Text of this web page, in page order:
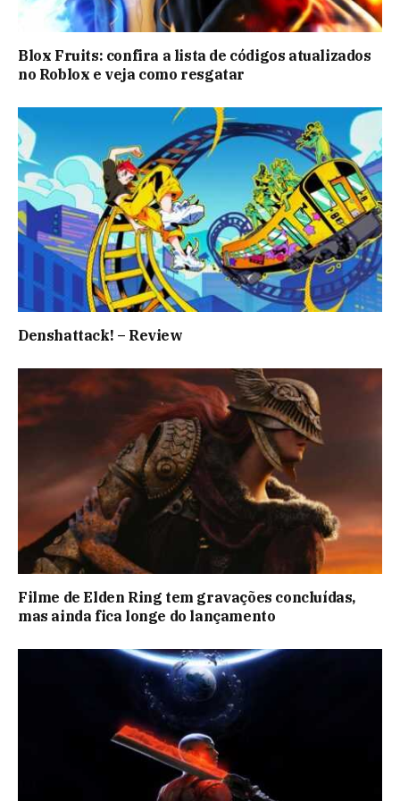
Blox Fruits: confira a lista de códigos atualizados
no Roblox e veja como resgatar
Denshattack! – Review
Filme de Elden Ring tem gravações concluídas,
mas ainda fica longe do lançamento